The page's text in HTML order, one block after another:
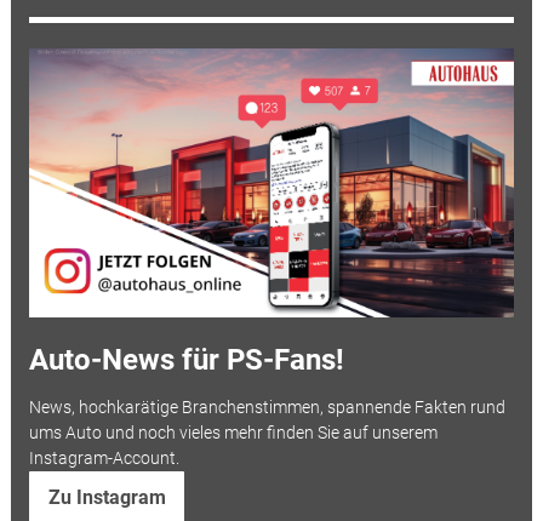
Auto-News für PS-Fans!
News, hochkarätige Branchenstimmen, spannende Fakten rund
ums Auto und noch vieles mehr finden Sie auf unserem
Instagram-Account.
Zu Instagram